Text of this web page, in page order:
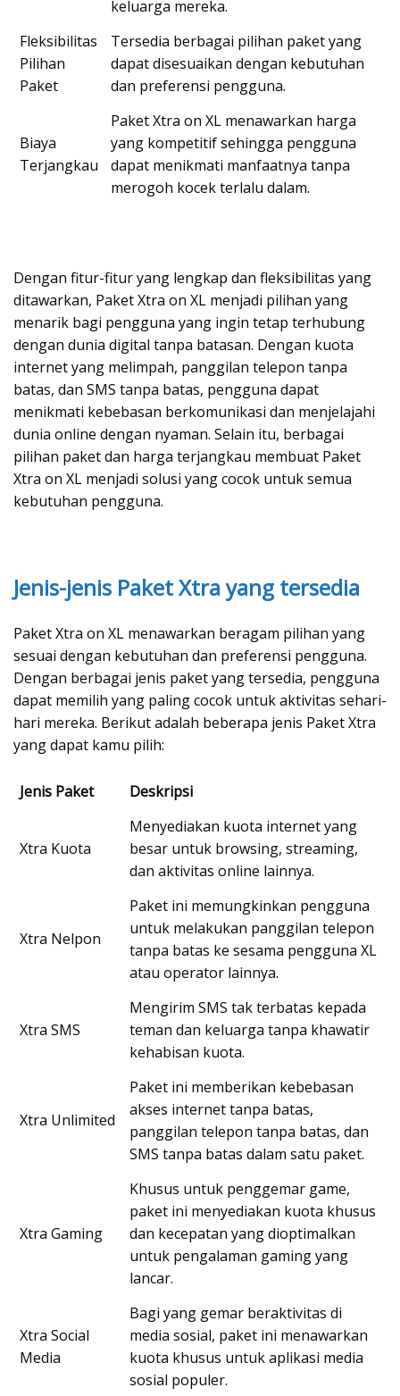
keluarga mereka.
Fleksibilitas
Pilihan
Paket
Tersedia berbagai pilihan paket yang
dapat disesuaikan dengan kebutuhan
dan preferensi pengguna.
Biaya
Terjangkau
Paket Xtra on XL menawarkan harga
yang kompetitif sehingga pengguna
dapat menikmati manfaatnya tanpa
merogoh kocek terlalu dalam.
Dengan fitur-fitur yang lengkap dan fleksibilitas yang
ditawarkan, Paket Xtra on XL menjadi pilihan yang
menarik bagi pengguna yang ingin tetap terhubung
dengan dunia digital tanpa batasan. Dengan kuota
internet yang melimpah, panggilan telepon tanpa
batas, dan SMS tanpa batas, pengguna dapat
menikmati kebebasan berkomunikasi dan menjelajahi
dunia online dengan nyaman. Selain itu, berbagai
pilihan paket dan harga terjangkau membuat Paket
Xtra on XL menjadi solusi yang cocok untuk semua
kebutuhan pengguna.
Jenis-jenis Paket Xtra yang tersedia
Paket Xtra on XL menawarkan beragam pilihan yang
sesuai dengan kebutuhan dan preferensi pengguna.
Dengan berbagai jenis paket yang tersedia, pengguna
dapat memilih yang paling cocok untuk aktivitas sehari-
hari mereka. Berikut adalah beberapa jenis Paket Xtra
yang dapat kamu pilih:
Jenis Paket Deskripsi
Xtra Kuota
Menyediakan kuota internet yang
besar untuk browsing, streaming,
dan aktivitas online lainnya.
Xtra Nelpon
Paket ini memungkinkan pengguna
untuk melakukan panggilan telepon
tanpa batas ke sesama pengguna XL
atau operator lainnya.
Xtra SMS
Mengirim SMS tak terbatas kepada
teman dan keluarga tanpa khawatir
kehabisan kuota.
Xtra Unlimited
Paket ini memberikan kebebasan
akses internet tanpa batas,
panggilan telepon tanpa batas, dan
SMS tanpa batas dalam satu paket.
Xtra Gaming
Khusus untuk penggemar game,
paket ini menyediakan kuota khusus
dan kecepatan yang dioptimalkan
untuk pengalaman gaming yang
lancar.
Xtra Social
Media
Bagi yang gemar beraktivitas di
media sosial, paket ini menawarkan
kuota khusus untuk aplikasi media
sosial populer.